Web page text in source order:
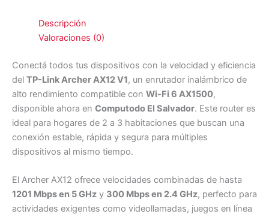
Descripción
Valoraciones (0)
Conectá todos tus dispositivos con la velocidad y eficiencia
del TP-Link Archer AX12 V1, un enrutador inalámbrico de
alto rendimiento compatible con Wi-Fi 6 AX1500,
disponible ahora en Computodo El Salvador. Este router es
ideal para hogares de 2 a 3 habitaciones que buscan una
conexión estable, rápida y segura para múltiples
dispositivos al mismo tiempo.
El Archer AX12 ofrece velocidades combinadas de hasta
1201 Mbps en 5 GHz y 300 Mbps en 2.4 GHz, perfecto para
actividades exigentes como videollamadas, juegos en línea